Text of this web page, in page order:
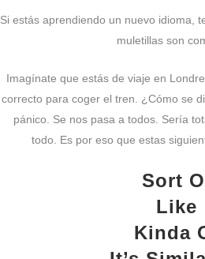
Si estás aprendiendo un nuevo idioma,
muletillas son
Imagínate que estás de viaje en
correcto para coger el tren. ¿Cómo se
pánico. Se nos pasa a todos. Sería
todo. Es por eso que estas
Sort
Like
Kinda